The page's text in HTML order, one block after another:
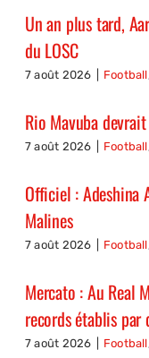
Un an plus tard,
du LOSC
7 août 2026 Football
Rio Mavuba
7 août 2026 Football
Officiel : Adeshina
Malines
7 août 2026 Football
Mercato : Au Real
records établis par
7 août 2026 Football